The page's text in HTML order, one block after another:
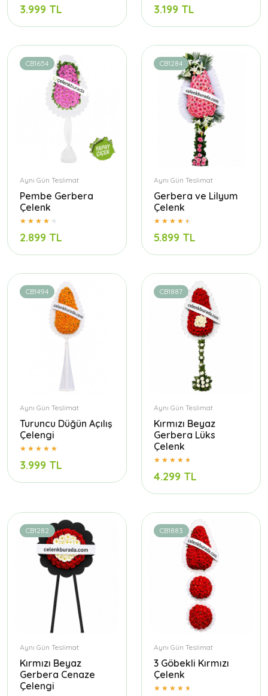
3.999 TL 3.199 TL
CB1654
Aynı Gün Teslimat
Pembe Gerbera
Çelenk
2.899 TL
CB1284
Aynı Gün Teslimat
Gerbera ve Lilyum
Çelenk
5.899 TL
CB1494
Aynı Gün Teslimat
Turuncu Düğün Açılış
Çelengi
3.999 TL
CB1887
Aynı Gün Teslimat
Kırmızı Beyaz
Gerbera Lüks
Çelenk
4.299 TL
CB1282
Aynı Gün Teslimat
Kırmızı Beyaz
Gerbera Cenaze
Çelengi
CB1883
Aynı Gün Teslimat
3 Göbekli Kırmızı
Çelenk